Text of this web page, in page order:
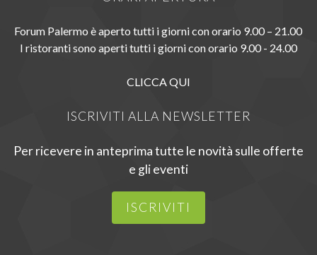
Forum Palermo è aperto tutti i giorni con orario 9.00 – 21.00
I ristoranti sono aperti tutti i giorni con orario 9.00 - 24.00
CLICCA QUI
ISCRIVITI ALLA NEWSLETTER
Per ricevere in anteprima tutte le novità sulle offerte
e gli eventi
ISCRIVITI